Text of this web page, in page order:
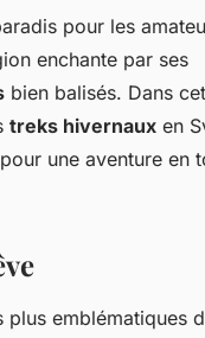
pour les
enchante par ses
bien balisés. Dans
treks hivernaux en
une aventure en
emblématiques